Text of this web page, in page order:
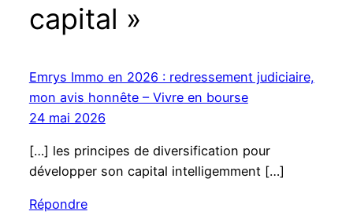
capital »
Emrys Immo en 2026 : redressement judiciaire,
mon avis honnête – Vivre en bourse
24 mai 2026
[…] les principes de diversification pour
développer son capital intelligemment […]
Répondre